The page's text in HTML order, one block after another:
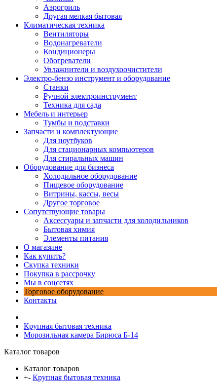
Аэрогриль
Другая мелкая бытовая
Климатическая техника
Вентиляторы
Водонагреватели
Кондиционеры
Обогреватели
Увлажнители и воздухоочистители
Электро-бензо инструмент и оборудование
Станки
Ручной электроинструмент
Техника для сада
Мебель и интерьер
Тумбы и подставки
Запчасти и комплектующие
Для ноутбуков
Для стационарных компьютеров
Для стиральных машин
Оборудование для бизнеса
Холодильное оборудование
Пищевое оборудование
Витрины, кассы, весы
Другое торговое
Сопутствующие товары
Аксессуары и запчасти для холодильников
Бытовая химия
Элементы питания
О магазине
Как купить?
Скупка техники
Покупка в рассрочку
Мы в соцсетях
Торговое оборудование
Контакты
Крупная бытовая техника
Морозильная камера Бирюса Б-14
Каталог товаров
Каталог товаров
+- Крупная бытовая техника